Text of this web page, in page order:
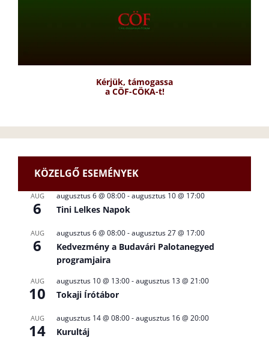
Kérjük, támogassa
a CÖF-CÖKA-t!
KÖZELGŐ ESEMÉNYEK
AUG
6
augusztus 6 @ 08:00-augusztus 10 @ 17:00
Tini Lelkes Napok
AUG
6
augusztus 6 @ 08:00-augusztus 27 @ 17:00
Kedvezmény a Budavári Palotanegyed
programjaira
AUG
10
augusztus 10 @ 13:00-augusztus 13 @ 21:00
Tokaji Írótábor
AUG
14
augusztus 14 @ 08:00-augusztus 16 @ 20:00
Kurultáj